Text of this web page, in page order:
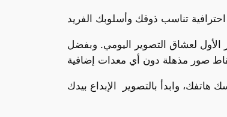
الأول لعشاق التصوير اليومي. وبفضل